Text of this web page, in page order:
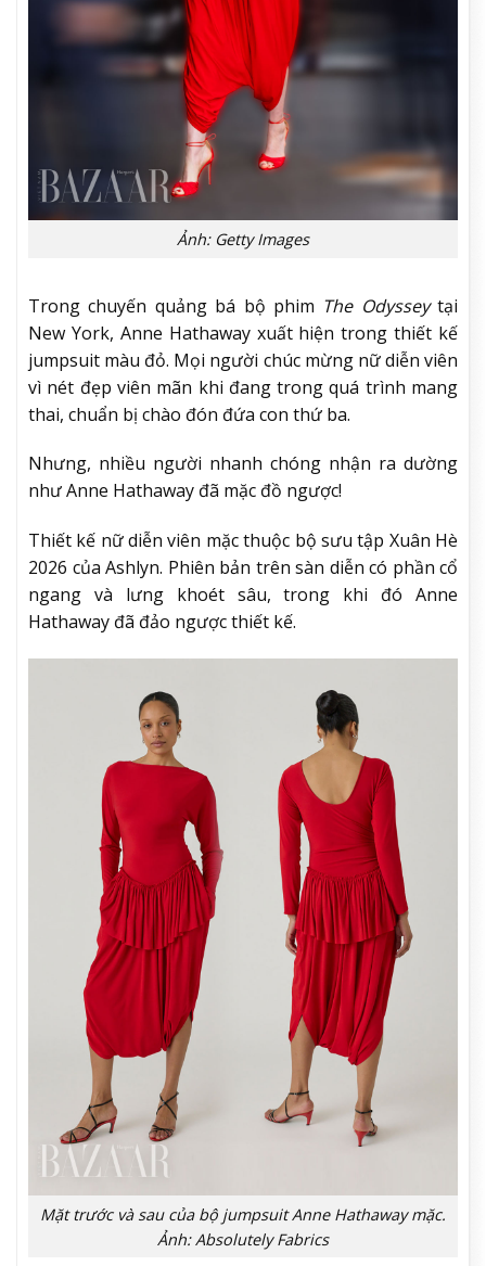
Ảnh: Getty Images
Trong chuyến quảng bá bộ phim The Odysseytại
New York, Anne Hathaway xuất hiện trong thiết kế
jumpsuit màu đỏ. Mọi người chúc mừng nữ diễn viên
vì nét đẹp viên mãn khi đang trong quá trình mang
thai, chuẩn bị chào đón đứa con thứ ba.
Nhưng, nhiều người nhanh chóng nhận ra dường
như Anne Hathaway đã mặc đồ ngược!
Thiết kế nữ diễn viên mặc thuộc bộ sưu tập Xuân Hè
2026 của Ashlyn. Phiên bản trên sàn diễn có phần cổ
ngang và lưng khoét sâu, trong khi đó Anne
Hathaway đã đảo ngược thiết kế.
Mặt trước và sau của bộ jumpsuit Anne Hathaway mặc.
Ảnh: Absolutely Fabrics